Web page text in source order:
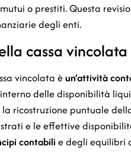
o prestiti. Questa
degli enti.
cassa
vincolata èun’attività
delle disponibilità
ricostruzione puntuale
e le effettive
contabili e degli equilibri